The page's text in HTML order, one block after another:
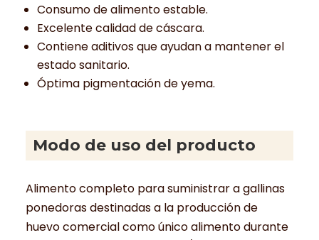
Consumo de alimento estable.
Excelente calidad de cáscara.
Contiene aditivos que ayudan a mantener el
estado sanitario.
Óptima pigmentación de yema.
Modo de uso del producto
Alimento completo para suministrar a gallinas
ponedoras destinadas a la producción de
huevo comercial como único alimento durante